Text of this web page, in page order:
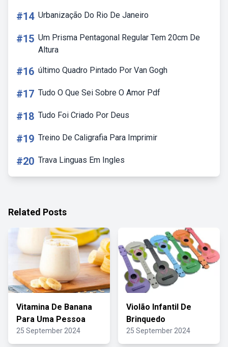
#14 Urbanização Do Rio De Janeiro
#15 Um Prisma Pentagonal Regular Tem 20cm De
Altura
#16 último Quadro Pintado Por Van Gogh
#17 Tudo O Que Sei Sobre O Amor Pdf
#18 Tudo Foi Criado Por Deus
#19 Treino De Caligrafia Para Imprimir
#20 Trava Linguas Em Ingles
Related Posts
Vitamina De Banana
Para Uma Pessoa
25 September 2024
Violão Infantil De
Brinquedo
25 September 2024